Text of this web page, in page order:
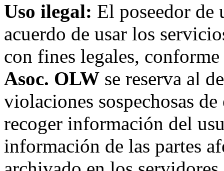
Uso ilegal: El poseedor de
acuerdo de usar los
con fines legales,
Asoc. OLW se reserva al
violaciones sospechosas
recoger información del
información de las partes